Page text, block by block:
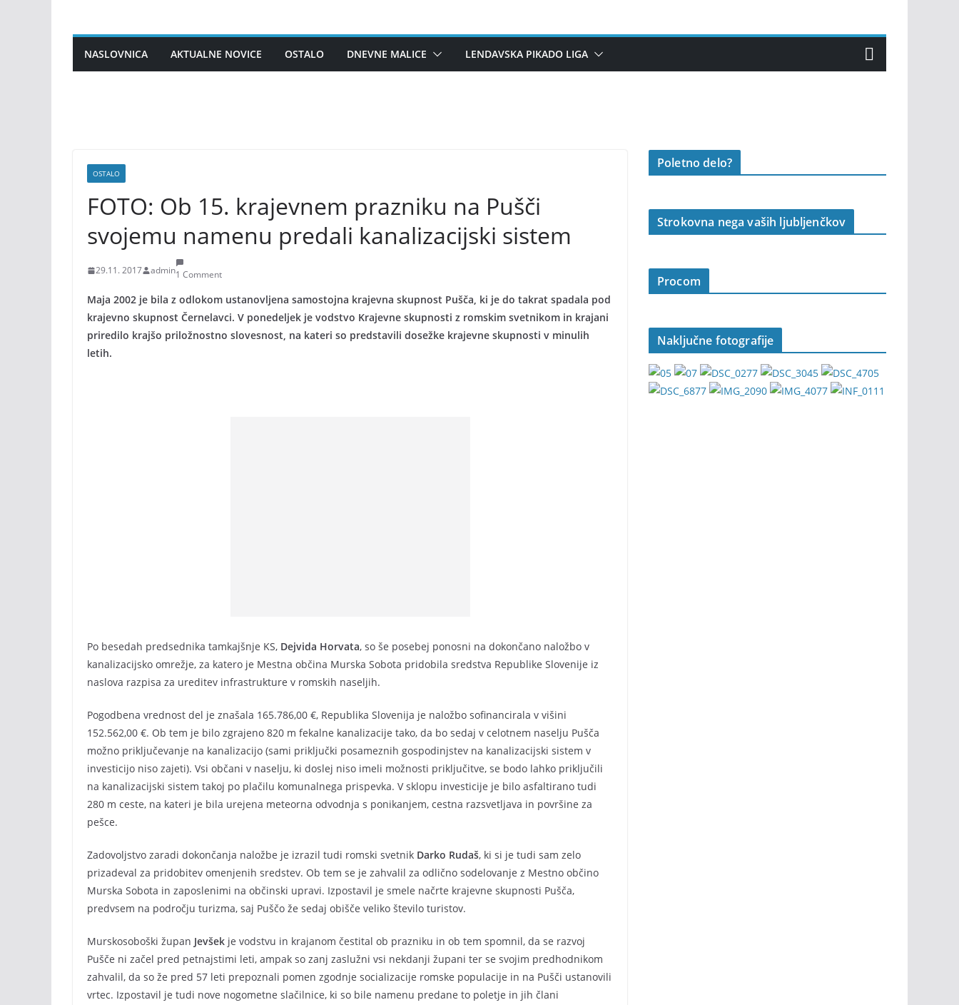
contentNASLOVNICA AKTUALNE NOVICE OSTALO DNEVNE MALICE LENDAVSKA PIKADO LIGA
OSTALO
FOTO: Ob 15. krajevnem prazniku na Pušči
svojemu namenu predali kanalizacijski sistem
29.11. 2017 admin1 Comment
Maja 2002 je bila z odlokom ustanovljena samostojna krajevna skupnost Pušča, ki je do takrat spadala pod
krajevno skupnost Černelavci. V ponedeljek je vodstvo Krajevne skupnosti z romskim svetnikom in krajani
priredilo krajšo priložnostno slovesnost, na kateri so predstavili dosežke krajevne skupnosti v minulih
letih.
Po besedah predsednika tamkajšnje KS, Dejvida Horvata, so še posebej ponosni na dokončano naložbo v
kanalizacijsko omrežje, za katero je Mestna občina Murska Sobota pridobila sredstva Republike Slovenije iz
naslova razpisa za ureditev infrastrukture v romskih naseljih.
Pogodbena vrednost del je znašala 165.786,00 €, Republika Slovenija je naložbo sofinancirala v višini
152.562,00 €. Ob tem je bilo zgrajeno 820 m fekalne kanalizacije tako, da bo sedaj v celotnem naselju Pušča
možno priključevanje na kanalizacijo (sami priključki posameznih gospodinjstev na kanalizacijski sistem v
investicijo niso zajeti). Vsi občani v naselju, ki doslej niso imeli možnosti priključitve, se bodo lahko priključili
na kanalizacijski sistem takoj po plačilu komunalnega prispevka. V sklopu investicije je bilo asfaltirano tudi
280 m ceste, na kateri je bila urejena meteorna odvodnja s ponikanjem, cestna razsvetljava in površine za
pešce.
Zadovoljstvo zaradi dokončanja naložbe je izrazil tudi romski svetnik Darko Rudaš, ki si je tudi sam zelo
prizadeval za pridobitev omenjenih sredstev. Ob tem se je zahvalil za odlično sodelovanje z Mestno občino
Murska Sobota in zaposlenimi na občinski upravi. Izpostavil je smele načrte krajevne skupnosti Pušča,
predvsem na področju turizma, saj Puščo že sedaj obišče veliko število turistov.
Murskosoboški župan Jevšek je vodstvu in krajanom čestital ob prazniku in ob tem spomnil, da se razvoj
Pušče ni začel pred petnajstimi leti, ampak so zanj zaslužni vsi nekdanji župani ter se svojim predhodnikom
zahvalil, da so že pred 57 leti prepoznali pomen zgodnje socializacije romske populacije in na Pušči ustanovili
vrtec. Izpostavil je tudi nove nogometne slačilnice, ki so bile namenu predane to poletje in jih člani
Poletno delo?
Strokovna nega vaših ljubljenčkov
Procom
Naključne fotografije